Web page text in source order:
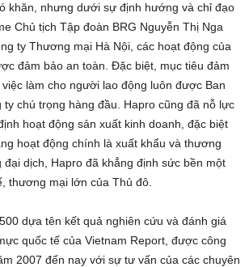
khăn, nhưng dưới sự định hướng và chỉ đạo
Chủ tịch Tập đoàn BRG Nguyễn Thị Nga
ty Thương mại Hà Nội, các hoạt động của
đảm bảo an toàn. Đặc biệt, mục tiêu đảm
làm cho người lao động luôn được Ban
ty chú trọng hàng đầu. Hapro cũng đã nỗ lực
hoạt động sản xuất kinh doanh, đặc biệt
hoạt động chính là xuất khẩu và thương
đại dịch, Hapro đã khẳng định sức bền một
thương mại lớn của Thủ đô.
dựa tên kết quả nghiên cứu và đánh giá
quốc tế của Vietnam Report, được công
2007 đến nay với sự tư vấn của các chuyên